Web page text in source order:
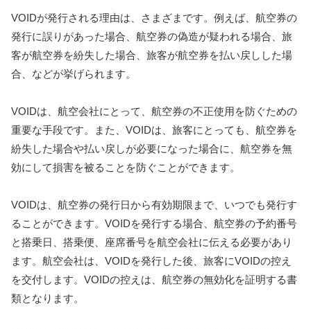
VOIDが発行される理由は、さまざまです。例えば、航空券の
発行に誤りがあった場合、航空券の偽造が疑われる場合、旅
客が航空券を紛失した場合、旅客が航空券を払い戻しした場
合、などが挙げられます。
VOIDは、航空会社にとって、航空券の不正使用を防ぐための
重要な手段です。また、VOIDは、旅客にとっても、航空券を
紛失した場合や払い戻しが必要になった場合に、航空券を無
効にして損害を被ることを防ぐことができます。
VOIDは、航空券の発行日から有効期限まで、いつでも発行す
ることができます。VOIDを発行する場合、航空券の予約番号
と搭乗日、搭乗便、座席番号を航空会社に伝える必要があり
ます。航空会社は、VOIDを発行した後、旅客にVOIDの控え
を交付します。VOIDの控えは、航空券の無効化を証明する書
類となります。